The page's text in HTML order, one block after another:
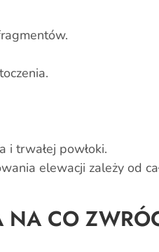
i trwałej powłoki.
elewacji zależy od
CO